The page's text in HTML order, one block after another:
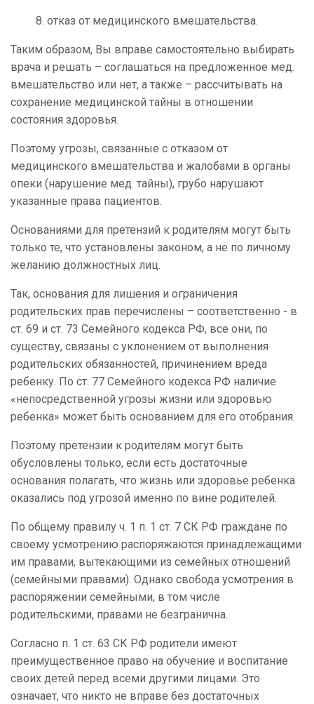
8. отказ от медицинского вмешательства.
Таким образом, Вы вправе самостоятельно выбирать
врача и решать – соглашаться на предложенное мед.
вмешательство или нет, а также – рассчитывать на
сохранение медицинской тайны в отношении
состояния здоровья.
Поэтому угрозы, связанные с отказом от
медицинского вмешательства и жалобами в органы
опеки (нарушение мед. тайны), грубо нарушают
указанные права пациентов.
Основаниями для претензий к родителям могут быть
только те, что установлены законом, а не по личному
желанию должностных лиц.
Так, основания для лишения и ограничения
родительских прав перечислены – соответственно - в
ст. 69 и ст. 73 Семейного кодекса РФ, все они, по
существу, связаны с уклонением от выполнения
родительских обязанностей, причинением вреда
ребенку. По ст. 77 Семейного кодекса РФ наличие
«непосредственной угрозы жизни или здоровью
ребенка» может быть основанием для его отобрания.
Поэтому претензии к родителям могут быть
обусловлены только, если есть достаточные
основания полагать, что жизнь или здоровье ребенка
оказались под угрозой именно по вине родителей.
По общему правилу ч. 1 п. 1 ст. 7 СК РФ граждане по
своему усмотрению распоряжаются принадлежащими
им правами, вытекающими из семейных отношений
(семейными правами). Однако свобода усмотрения в
распоряжении семейными, в том числе
родительскими, правами не безгранична.
Согласно п. 1 ст. 63 СК РФ родители имеют
преимущественное право на обучение и воспитание
своих детей перед всеми другими лицами. Это
означает, что никто не вправе без достаточных